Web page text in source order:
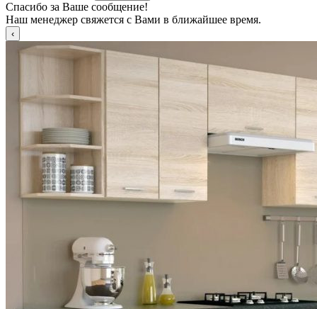
Спасибо за Ваше сообщение!
Наш менеджер свяжется с Вами в ближайшее время.